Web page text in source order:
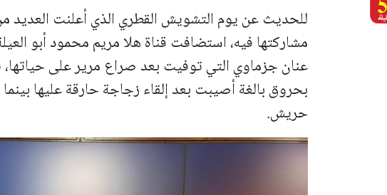
للحديث عن يوم التشويش القطري الذي أعلنت العديد
مشاركتها فيه، استضافت قناة هلا مريم محمود أبو
عنان جزماوي التي توفيت بعد صراع مرير على
بحروق بالغة أصيبت بعد إلقاء زجاجة حارقة عليها
حريش.